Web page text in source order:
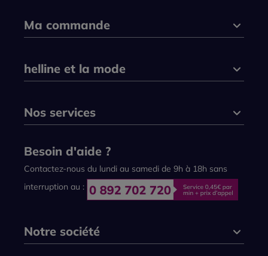
Ma commande
helline et la mode
Nos services
Besoin d'aide ?
Contactez-nous du lundi au samedi de 9h à 18h sans
interruption au :
Notre société